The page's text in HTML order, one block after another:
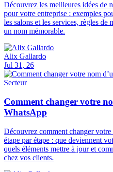
Découvrez les meilleures idées de
pour votre entreprise : exemples
les salons et les services, règles
un nom mémorable.
Alix Gallardo
Jul 31, 26
Secteur
Comment changer votre
WhatsApp
Découvrez comment changer
étape par étape : que deviennent
quels éléments mettre à jour et
chez vos clients.